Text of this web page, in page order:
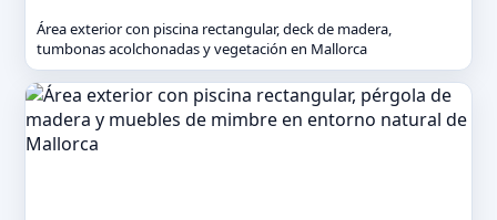
Área exterior con piscina rectangular, deck de madera,
tumbonas acolchonadas y vegetación en Mallorca